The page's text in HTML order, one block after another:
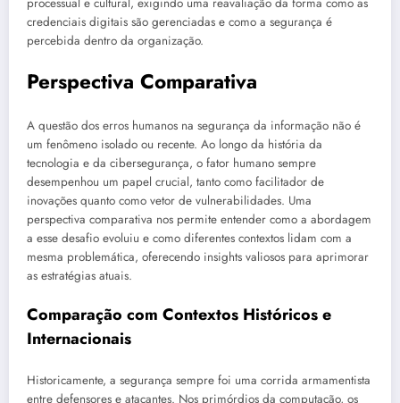
credenciais digitais são gerenciadas e como a segurança é
percebida dentro da organização.
Perspectiva Comparativa
A questão dos erros humanos na segurança da informação não é
um fenômeno isolado ou recente. Ao longo da história da
tecnologia e da cibersegurança, o fator humano sempre
desempenhou um papel crucial, tanto como facilitador de
inovações quanto como vetor de vulnerabilidades. Uma
perspectiva comparativa nos permite entender como a abordagem
a esse desafio evoluiu e como diferentes contextos lidam com a
mesma problemática, oferecendo insights valiosos para aprimorar
as estratégias atuais.
Comparação com Contextos Históricos e
Internacionais
Historicamente, a segurança sempre foi uma corrida armamentista
entre defensores e atacantes. Nos primórdios da computação, os